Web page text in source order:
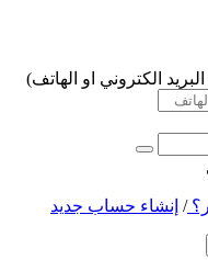
الكتروني او الهاتف)
/ إنشاء حساب جديد